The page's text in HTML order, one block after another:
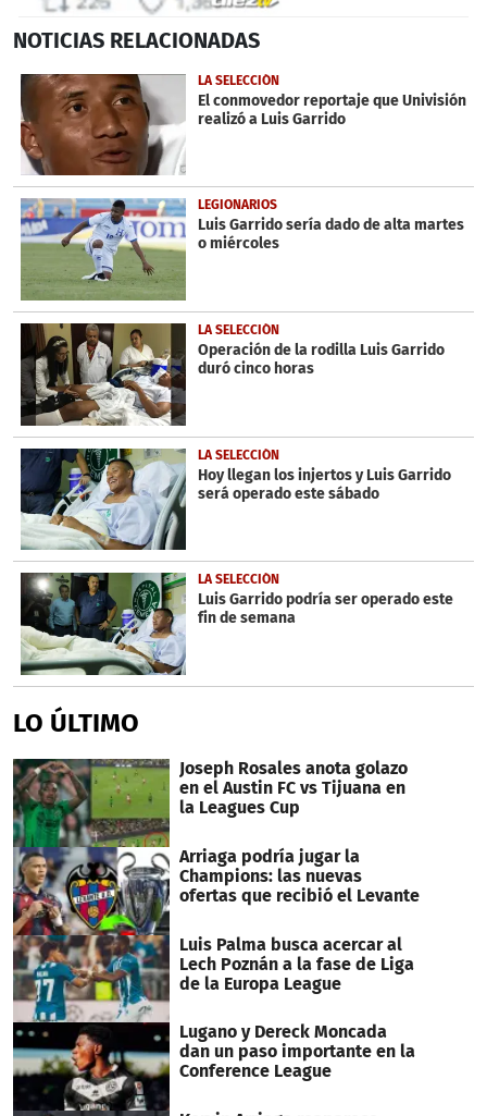
seconds
15
seconds
NOTICIAS RELACIONADAS
LA SELECCIÓN
El conmovedor reportaje que Univisión
realizó a Luis Garrido
LEGIONARIOS
Luis Garrido sería dado de alta martes
o miércoles
LA SELECCIÓN
Operación de la rodilla Luis Garrido
duró cinco horas
LA SELECCIÓN
Hoy llegan los injertos y Luis Garrido
será operado este sábado
LA SELECCIÓN
Luis Garrido podría ser operado este
fin de semana
LO ÚLTIMO
Joseph Rosales anota golazo
en el Austin FC vs Tijuana en
la Leagues Cup
Arriaga podría jugar la
Champions: las nuevas
ofertas que recibió el Levante
Luis Palma busca acercar al
Lech Poznán a la fase de Liga
de la Europa League
Lugano y Dereck Moncada
dan un paso importante en la
Conference League